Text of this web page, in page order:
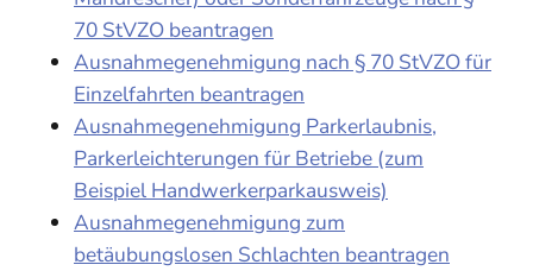
70 StVZO beantragen
Ausnahmegenehmigung nach § 70 StVZO für
Einzelfahrten beantragen
Ausnahmegenehmigung Parkerlaubnis,
Parkerleichterungen für Betriebe (zum
Beispiel Handwerkerparkausweis)
Ausnahmegenehmigung zum
betäubungslosen Schlachten beantragen